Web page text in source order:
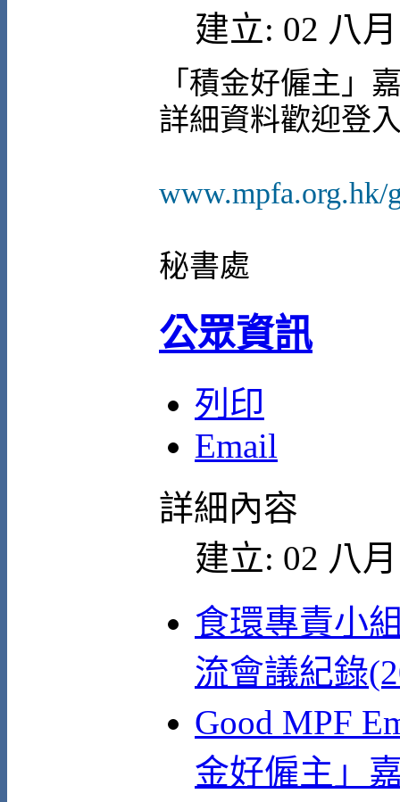
建立: 02 八
「積金好僱主」
詳細資料歡迎登
www.mpfa.org.hk/
秘書處
公眾資訊
列印
Email
詳細內容
建立: 02 八
食環專責小
流會議紀錄
Good MPF
金好僱主」